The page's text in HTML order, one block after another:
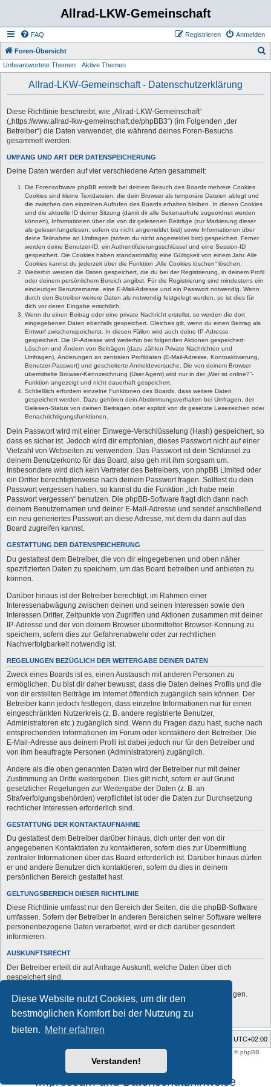
Diese Website nutzt Cookies, um dir den
bestmöglichen Komfort bei der Nutzung zu
bieten. Mehr erfahren
Verstanden!
Allrad-LKW-Gemeinschaft
FAQ Anmelden
Registrieren
Foren-Übersicht
Unbeantwortete Themen Aktive Themen
Allrad-LKW-Gemeinschaft - Datenschutzerklärung
Diese Richtlinie beschreibt, wie „Allrad-LKW-Gemeinschaft“
(„https://www.allrad-lkw-gemeinschaft.de/phpBB3“) (im Folgenden „der
Betreiber“) die Daten verwendet, die während deines Foren-Besuchs
gesammelt werden.
UMFANG UND ART DER DATENSPEICHERUNG
Deine Daten werden auf vier verschiedene Arten gesammelt:
Die Forensoftware phpBB erstellt bei deinem Besuch des Boards mehrere Cookies.
Cookies sind kleine Textdateien, die dein Browser als temporäre Dateien ablegt und
die zwischen den einzelnen Aufrufen des Boards erhalten bleiben. In diesen Cookies
sind die aktuelle ID deiner Sitzung (damit dir alle Seitenaufrufe zugeordnet werden
können), Informationen über die von dir gelesenen Beiträge (zur Markierung dieser
als gelesen/ungelesen; sofern du nicht angemeldet bist) sowie Informationen über
deine Teilnahme an Umfragen (sofern du nicht angemeldet bist) gespeichert. Ferner
werden deine Benutzer-ID, ein Authentifizierungsschlüssel und eine Session-ID
gespeichert. Die Cookies haben standardmäßig eine Gültigkeit von einem Jahr. Alle
Cookies kannst du jederzeit über die Funktion „Alle Cookies löschen“ löschen.
Weiterhin werden die Daten gespeichert, die du bei der Registrierung, in deinem Profil
oder deinem persönlichem Bereich angibst. Für die Registrierung sind mindestens ein
eindeutiger Benutzername, eine E-Mail-Adresse und ein Passwort notwendig. Wenn
durch den Betreiber weitere Daten als notwendig festgelegt wurden, so ist dies für
dich vor deren Eingabe ersichtlich.
Wenn du einen Beitrag oder eine private Nachricht erstellst, so werden die dort
eingegebenen Daten ebenfalls gespeichert. Gleiches gilt, wenn du einen Beitrag als
Entwurf zwischenspeicherst. In diesen Fällen wird auch deine IP-Adresse
gespeichert. Die IP-Adresse wird weiterhin bei folgenden Aktionen gespeichert:
Löschen und Ändern von Beiträgen (dazu zählen Private Nachrichten und
Umfragen), Änderungen an zentralen Profildaten (E-Mail-Adresse, Kontoaktivierung,
Benutzer-Passwort) und gescheiterte Anmeldeversuche. Die von deinem Browser
übermittelte Browser-Kennzeichnung (User Agent) wird nur in der „Wer ist online?“-
Funktion angezeigt und nicht dauerhaft gespeichert.
Schließlich erfordern einzelne Funktionen des Boards, dass weitere Daten
gespeichert werden. Dazu gehören dein Abstimmungsverhalten bei Umfragen, der
Gelesen-Status von deinen Beiträgen oder explizit von dir gesetzte Lesezeichen oder
Benachrichtigungsfunktionen.
Dein Passwort wird mit einer Einwege-Verschlüsselung (Hash) gespeichert, so
dass es sicher ist. Jedoch wird dir empfohlen, dieses Passwort nicht auf einer
Vielzahl von Webseiten zu verwenden. Das Passwort ist dein Schlüssel zu
deinem Benutzerkonto für das Board, also geh mit ihm sorgsam um.
Insbesondere wird dich kein Vertreter des Betreibers, von phpBB Limited oder
ein Dritter berechtigterweise nach deinem Passwort fragen. Solltest du dein
Passwort vergessen haben, so kannst du die Funktion „Ich habe mein
Passwort vergessen“ benutzen. Die phpBB-Software fragt dich dann nach
deinem Benutzernamen und deiner E-Mail-Adresse und sendet anschließend
ein neu generiertes Passwort an diese Adresse, mit dem du dann auf das
Board zugreifen kannst.
GESTATTUNG DER DATENSPEICHERUNG
Du gestattest dem Betreiber, die von dir eingegebenen und oben näher
spezifizierten Daten zu speichern, um das Board betreiben und anbieten zu
können.
Darüber hinaus ist der Betreiber berechtigt, im Rahmen einer
Interessenabwägung zwischen deinen und seinen Interessen sowie den
Interessen Dritter, Zeitpunkte von Zugriffen und Aktionen zusammen mit deiner
IP-Adresse und der von deinem Browser übermittelter Browser-Kennung zu
speichern, sofern dies zur Gefahrenabwehr oder zur rechtlichen
Nachverfolgbarkeit notwendig ist.
REGELUNGEN BEZÜGLICH DER WEITERGABE DEINER DATEN
Zweck eines Boards ist es, einen Austausch mit anderen Personen zu
ermöglichen. Du bist dir daher bewusst, dass die Daten deines Profils und die
von dir erstellten Beiträge im Internet öffentlich zugänglich sein können. Der
Betreiber kann jedoch festlegen, dass einzelne Informationen nur für einen
eingeschränkten Nutzerkreis (z. B. andere registrierte Benutzer,
Administratoren etc.) zugänglich sind. Wenn du Fragen dazu hast, suche nach
entsprechenden Informationen im Forum oder kontaktiere den Betreiber. Die
E-Mail-Adresse aus deinem Profil ist dabei jedoch nur für den Betreiber und
von ihm beauftragte Personen (Administratoren) zugänglich.
Andere als die oben genannten Daten wird der Betreiber nur mit deiner
Zustimmung an Dritte weitergeben. Dies gilt nicht, sofern er auf Grund
gesetzlicher Regelungen zur Weitergabe der Daten (z. B. an
Strafverfolgungsbehörden) verpflichtet ist oder die Daten zur Durchsetzung
rechtlicher Interessen erforderlich sind.
GESTATTUNG DER KONTAKTAUFNAHME
Du gestattest dem Betreiber darüber hinaus, dich unter den von dir
angegebenen Kontaktdaten zu kontaktieren, sofern dies zur Übermittlung
zentraler Informationen über das Board erforderlich ist. Darüber hinaus dürfen
er und andere Benutzer dich kontaktieren, sofern du dies in deinem
persönlichen Bereich gestattet hast.
GELTUNGSBEREICH DIESER RICHTLINIE
Diese Richtlinie umfasst nur den Bereich der Seiten, die die phpBB-Software
umfassen. Sofern der Betreiber in anderen Bereichen seiner Software weitere
personenbezogene Daten verarbeitet, wird er dich darüber gesondert
informieren.
AUSKUNFTSRECHT
Der Betreiber erteilt dir auf Anfrage Auskunft, welche Daten über dich
gespeichert sind.
Du kannst jederzeit die Löschung bzw. Sperrung deiner Daten verlangen.
Kontaktiere hierzu bitte den Betreiber.
UTC+02:00
support forum tricolor phpBB
® Forum Software © phpBB
Limited
Deutsche Übersetzung durch
Impressum und Datenschutzhinweise